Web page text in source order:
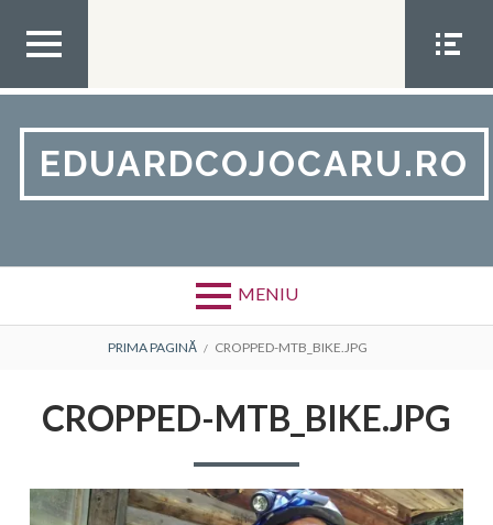
conținut
MENI
SUS
MENI
SOCIA
L
EDUARDCOJOCARU.RO
MENIU
FIRIMITURI
PRIMA PAGINĂ CROPPED-MTB_BIKE.JPG
CROPPED-MTB_BIKE.JPG